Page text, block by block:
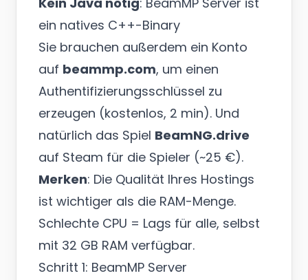
ein natives C++-Binary
Sie brauchen außerdem ein Konto
auf beammp.com, um einen
Authentifizierungsschlüssel zu
erzeugen (kostenlos, 2 min). Und
natürlich das Spiel BeamNG.drive
auf Steam für die Spieler (~25 €).
Merken: Die Qualität Ihres Hostings
ist wichtiger als die RAM-Menge.
Schlechte CPU = Lags für alle, selbst
mit 32 GB RAM verfügbar.
Schritt 1: BeamMP Server